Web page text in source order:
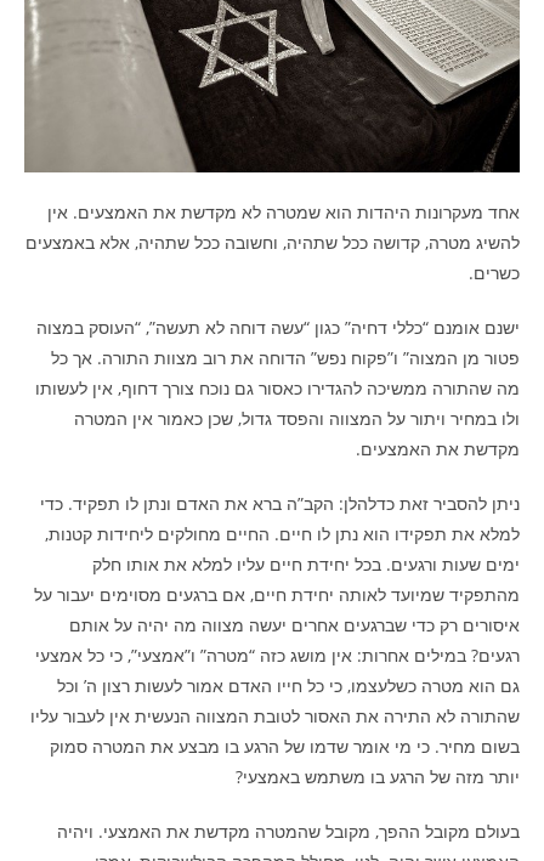
אחד מעקרונות היהדות הוא שמטרה לא מקדשת את האמצעים. אין
להשיג מטרה, קדושה ככל שתהיה, וחשובה ככל שתהיה, אלא באמצעים
כשרים.
ישנם אומנם “כללי דחיה” כגון “עשה דוחה לא תעשה”, “העוסק במצוה
פטור מן המצוה” ו”פקוח נפש” הדוחה את רוב מצוות התורה. אך כל
מה שהתורה ממשיכה להגדירו כאסור גם נוכח צורך דחוף, אין לעשותו
ולו במחיר ויתור על המצווה והפסד גדול, שכן כאמור אין המטרה
מקדשת את האמצעים.
ניתן להסביר זאת כדלהלן: הקב”ה ברא את האדם ונתן לו תפקיד. כדי
למלא את תפקידו הוא נתן לו חיים. החיים מחולקים ליחידות קטנות,
ימים שעות ורגעים. בכל יחידת חיים עליו למלא את אותו חלק
מהתפקיד שמיועד לאותה יחידת חיים, אם ברגעים מסוימים יעבור על
איסורים רק כדי שברגעים אחרים יעשה מצווה מה יהיה על אותם
רגעים? במילים אחרות: אין מושג כזה “מטרה” ו”אמצעי”, כי כל אמצעי
גם הוא מטרה כשלעצמו, כי כל חייו האדם אמור לעשות רצון ה’ וכל
שהתורה לא התירה את האסור לטובת המצווה הנעשית אין לעבור עליו
בשום מחיר. כי מי אומר שדמו של הרגע בו מבצע את המטרה סמוק
יותר מזה של הרגע בו משתמש באמצעי?
בעולם מקובל ההפך, מקובל שהמטרה מקדשת את האמצעי. ויהיה